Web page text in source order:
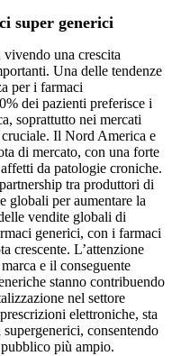
super generici
una crescita
Una delle tendenze
per i farmaci
dei pazienti preferisce i
soprattutto nei mercati
Il Nord America e
di mercato, con una forte
da patologie croniche.
tra produttori di
globali per aumentare la
vendite globali di
generici, con i farmaci
crescente. L’attenzione
e il conseguente
stanno contribuendo
nel settore
elettroniche, sta
consentendo
più ampio.